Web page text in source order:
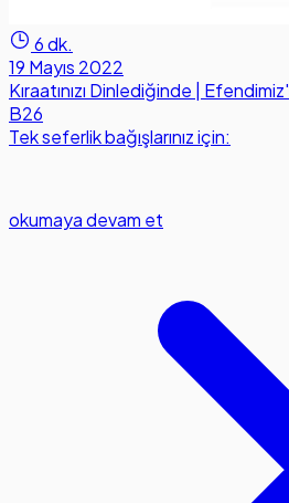
6 dk.
19 Mayıs 2022
Kıraatınızı Dinlediğinde |
B26
Tek seferlik bağışlarınız için:
okumaya devam et